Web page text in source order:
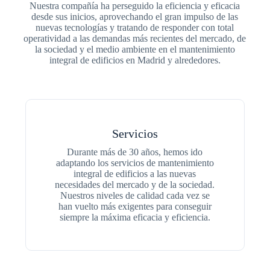
Nuestra compañía ha perseguido la eficiencia y eficacia
desde sus inicios, aprovechando el gran impulso de las
nuevas tecnologías y tratando de responder con total
operatividad a las demandas más recientes del mercado, de
la sociedad y el medio ambiente en el mantenimiento
integral de edificios en Madrid y alrededores.
Servicios
Durante más de 30 años, hemos ido
adaptando los servicios de mantenimiento
integral de edificios a las nuevas
necesidades del mercado y de la sociedad.
Nuestros niveles de calidad cada vez se
han vuelto más exigentes para conseguir
siempre la máxima eficacia y eficiencia.